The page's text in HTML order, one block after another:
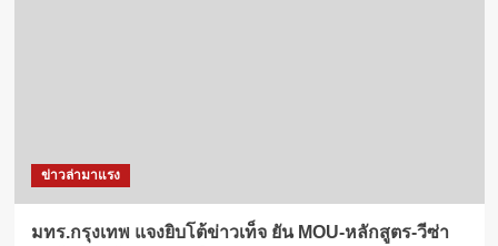
ข่าวล่ามาแรง
มทร.กรุงเทพ แจงยิบโต้ข่าวเท็จ ยัน MOU-หลักสูตร-วีซ่า